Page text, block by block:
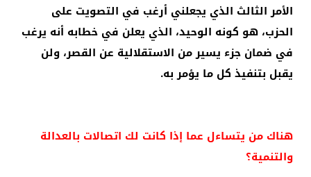
الأمر الثالث الذي يجعلني أرغب في التصويت على
الحزب، هو كونه الوحيد، الذي يعلن في خطابه أنه يرغب
في ضمان جزء يسير من الاستقلالية عن القصر، ولن
يقبل بتنفيذ كل ما يؤمر به.
هناك من يتساءل عما إذا كانت لك اتصالات بالعدالة
والتنمية؟